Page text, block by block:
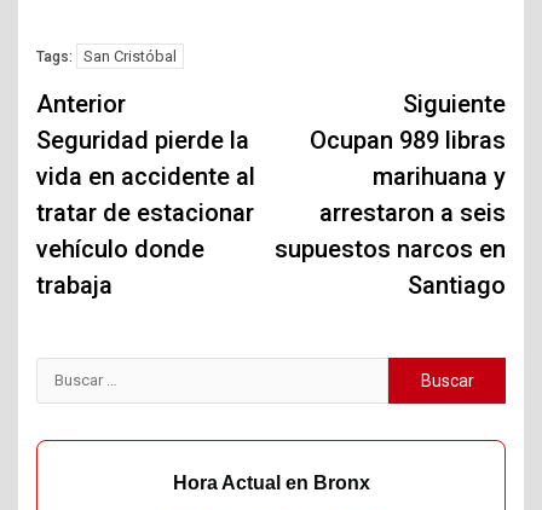
Tags: San Cristóbal
Navegación
de
entradas
Anterior
Seguridad pierde la
vida en accidente al
tratar de estacionar
vehículo donde
trabaja
Siguiente
Ocupan 989 libras
marihuana y
arrestaron a seis
supuestos narcos en
Santiago
Buscar:
Hora Actual en Bronx